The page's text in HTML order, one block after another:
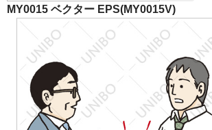
お問い合わせ
MY0015 ベクター EPS(MY0015V)